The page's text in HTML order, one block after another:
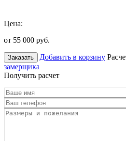
Цена:
от 55 000 руб.
Заказать Добавить в корзину
замерщика
Получить расчет